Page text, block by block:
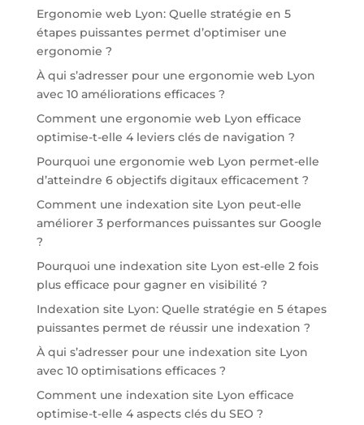
Ergonomie web Lyon: Quelle stratégie en 5
étapes puissantes permet d’optimiser une
ergonomie ?
À qui s’adresser pour une ergonomie web Lyon
avec 10 améliorations efficaces ?
Comment une ergonomie web Lyon efficace
optimise-t-elle 4 leviers clés de navigation ?
Pourquoi une ergonomie web Lyon permet-elle
d’atteindre 6 objectifs digitaux efficacement ?
Comment une indexation site Lyon peut-elle
améliorer 3 performances puissantes sur Google
?
Pourquoi une indexation site Lyon est-elle 2 fois
plus efficace pour gagner en visibilité ?
Indexation site Lyon: Quelle stratégie en 5 étapes
puissantes permet de réussir une indexation ?
À qui s’adresser pour une indexation site Lyon
avec 10 optimisations efficaces ?
Comment une indexation site Lyon efficace
optimise-t-elle 4 aspects clés du SEO ?